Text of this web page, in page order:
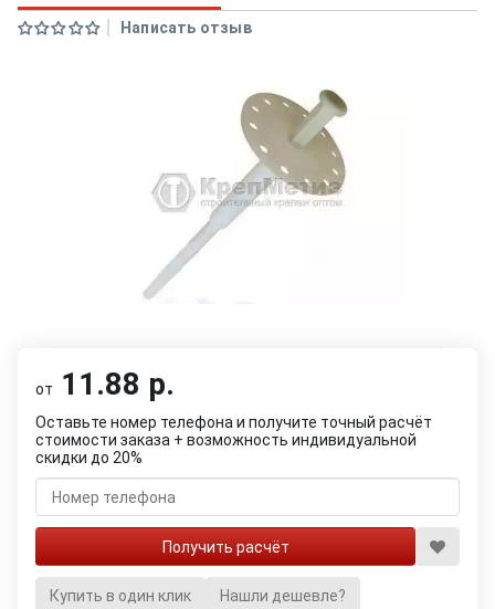
Написать отзыв
от 11.88 р.
Оставьте номер телефона и получите точный расчёт
стоимости заказа + возможность индивидуальной
скидки до 20%
Купить в один клик Нашли дешевле?